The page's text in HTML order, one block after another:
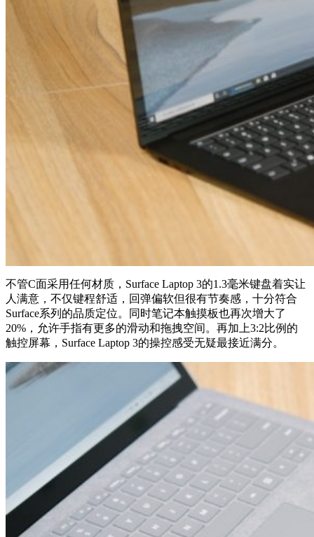
不管C面采用任何材质，Surface Laptop 3的1.3毫米键盘着实让
人满意，不仅键程舒适，回弹偏软但很有节奏感，十分符合
Surface系列的品质定位。同时笔记本触摸板也再次增大了
20%，允许手指有更多的滑动和拖拽空间。再加上3:2比例的
触控屏幕，Surface Laptop 3的操控感受无疑最接近满分。